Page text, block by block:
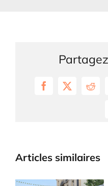
Facebook
X
Articles similaires